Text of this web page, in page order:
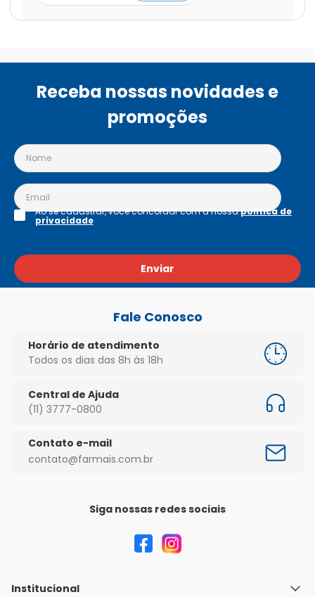
Receba nossas novidades e
promoções
Enviar
Ao se cadastrar, você concordar com a nossapolítica de
privacidade
Fale Conosco
Horário de atendimento
Todos os dias das 8h às 18h
Central de Ajuda
(11) 3777-0800
Contato e-mail
contato@farmais.com.br
Siga nossas redes sociais
Institucional